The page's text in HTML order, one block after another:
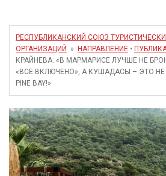
РЕСПУБЛИКАНСКИЙ СОЮЗ
ОРГАНИЗАЦИЙ
» НАПРАВЛЕНИЕ •
КРАЙНЕВА: «В МАРМАРИСЕ ЛУЧШЕ НЕ
«ВСЕ ВКЛЮЧЕНО», А КУШАДАСЫ – ЭТО НЕ
PINE BAY!»